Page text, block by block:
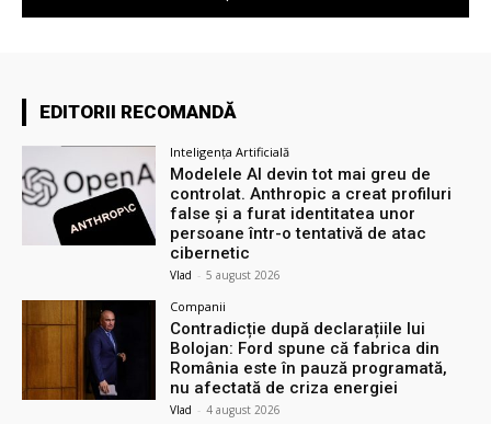
EDITORII RECOMANDĂ
Inteligența Artificială
Modelele AI devin tot mai greu de
controlat. Anthropic a creat profiluri
false și a furat identitatea unor
persoane într-o tentativă de atac
cibernetic
Vlad - 5 august 2026
Companii
Contradicție după declarațiile lui
Bolojan: Ford spune că fabrica din
România este în pauză programată,
nu afectată de criza energiei
Vlad - 4 august 2026